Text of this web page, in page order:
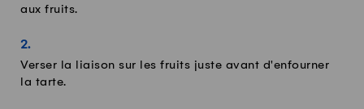
aux fruits.
Verser la liaison sur les fruits juste avant d'enfourner
la tarte.